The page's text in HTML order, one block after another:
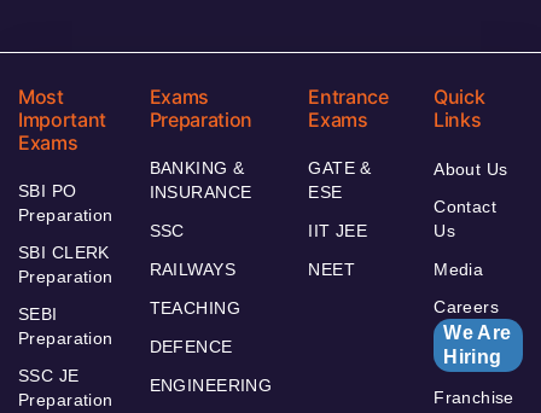
Most
Important
Exams
SBI PO
Preparation
SBI CLERK
Preparation
SEBI
Preparation
SSC JE
Preparation
Exams
Preparation
BANKING &
INSURANCE
SSC
RAILWAYS
TEACHING
DEFENCE
ENGINEERING
Entrance
Exams
GATE &
ESE
IIT JEE
NEET
Quick
Links
About Us
Contact
Us
Media
Careers
We Are
Hiring
Franchise